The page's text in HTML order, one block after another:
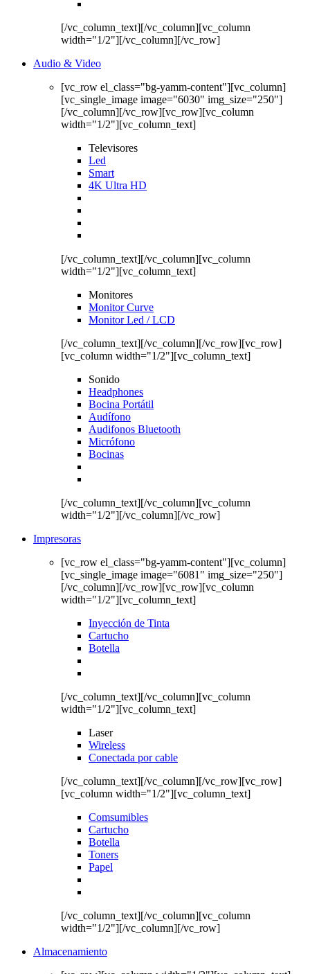
[/vc_column_text][/vc_column][vc_column
width="1/2"][/vc_column][/vc_row]
Audio & Video
[vc_row el_class="bg-yamm-content"][vc_column]
[vc_single_image image="6030" img_size="250"]
[/vc_column][/vc_row][vc_row][vc_column
width="1/2"][vc_column_text]
Televisores
Led
Smart
4K Ultra HD
[/vc_column_text][/vc_column][vc_column
width="1/2"][vc_column_text]
Monitores
Monitor Curve
Monitor Led / LCD
[/vc_column_text][/vc_column][/vc_row][vc_row]
[vc_column width="1/2"][vc_column_text]
Sonido
Headphones
Bocina Portátil
Audífono
Audifonos Bluetooth
Micrófono
Bocinas
[/vc_column_text][/vc_column][vc_column
width="1/2"][/vc_column][/vc_row]
Impresoras
[vc_row el_class="bg-yamm-content"][vc_column]
[vc_single_image image="6081" img_size="250"]
[/vc_column][/vc_row][vc_row][vc_column
width="1/2"][vc_column_text]
Inyección de Tinta
Cartucho
Botella
[/vc_column_text][/vc_column][vc_column
width="1/2"][vc_column_text]
Laser
Wireless
Conectada por cable
[/vc_column_text][/vc_column][/vc_row][vc_row]
[vc_column width="1/2"][vc_column_text]
Comsumibles
Cartucho
Botella
Toners
Papel
[/vc_column_text][/vc_column][vc_column
width="1/2"][/vc_column][/vc_row]
Almacenamiento